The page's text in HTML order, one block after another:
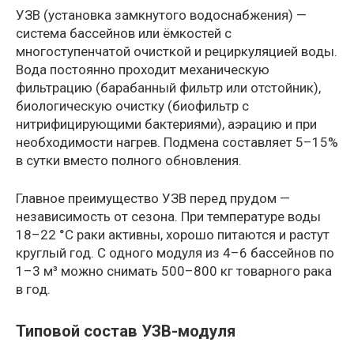
УЗВ (установка замкнутого водоснабжения) —
система бассейнов или ёмкостей с
многоступенчатой очисткой и рециркуляцией воды.
Вода постоянно проходит механическую
фильтрацию (барабанный фильтр или отстойник),
биологическую очистку (биофильтр с
нитрифицирующими бактериями), аэрацию и при
необходимости нагрев. Подмена составляет 5–15%
в сутки вместо полного обновления.
Главное преимущество УЗВ перед прудом —
независимость от сезона. При температуре воды
18–22 °C раки активны, хорошо питаются и растут
круглый год. С одного модуля из 4–6 бассейнов по
1–3 м³ можно снимать 500–800 кг товарного рака
в год.
Типовой состав УЗВ-модуля